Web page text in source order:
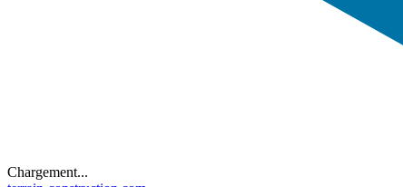
Chargement...